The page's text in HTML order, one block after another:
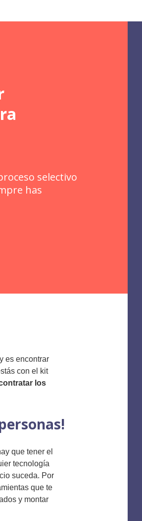
selectivo
has
es encontrar
con el kit
los
que tener el
tecnología
suceda. Por
que te
y montar